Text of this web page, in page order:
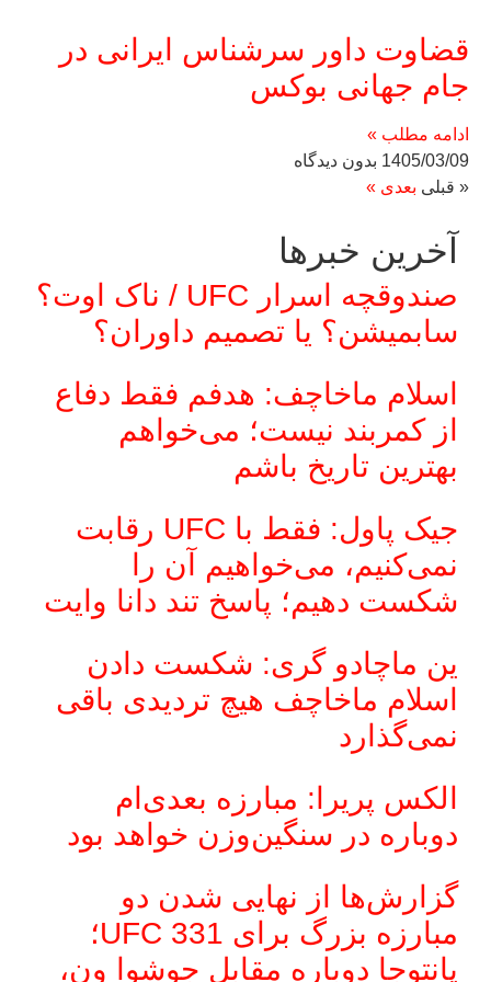
قضاوت داور سرشناس ایرانی در
جام جهانی بوکس
ادامه مطلب »
1405/03/09 بدون دیدگاه
« قبلی بعدی »
آخرین خبر‌‌ها
صندوقچه اسرار UFC / ناک اوت؟
سابمیشن؟ یا تصمیم داوران؟
اسلام ماخاچف: هدفم فقط دفاع
از کمربند نیست؛ می‌خواهم
بهترین تاریخ باشم
جیک پاول: فقط با UFC رقابت
نمی‌کنیم، می‌خواهیم آن را
شکست دهیم؛ پاسخ تند دانا وایت
ین ماچادو گری: شکست دادن
اسلام ماخاچف هیچ تردیدی باقی
نمی‌گذارد
الکس پریرا: مبارزه بعدی‌ام
دوباره در سنگین‌وزن خواهد بود
گزارش‌ها از نهایی شدن دو
مبارزه بزرگ برای UFC 331؛
پانتوجا دوباره مقابل جوشوا ون،